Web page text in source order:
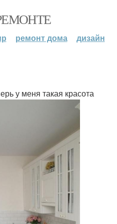
ремонт дома дизайн
у меня такая красота